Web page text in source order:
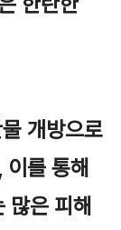
개방으로
를 통해
많은 피해